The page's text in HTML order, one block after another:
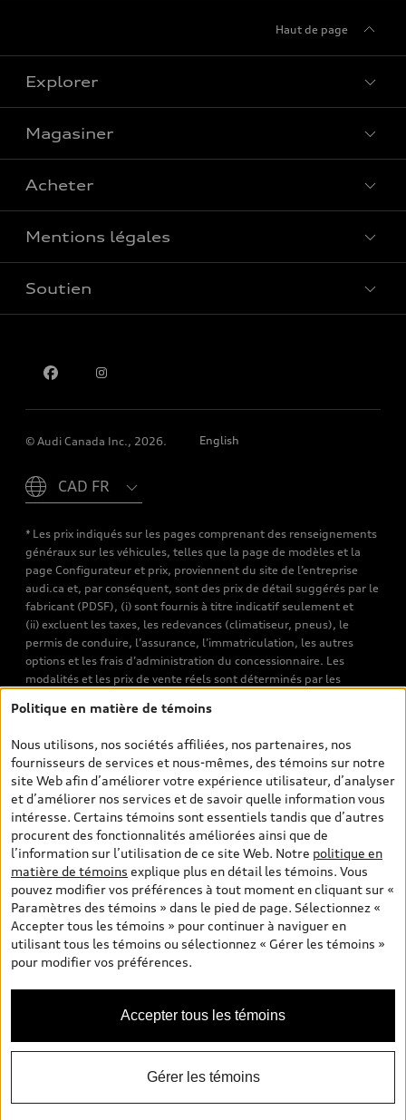
Haut de page
Explorer
Voir tous les modèles
Magasiner
Offres spéciales
Acheter
Réserver un essai routier
Mentions légales
Confidentialité
Soutien
© Audi Canada Inc., 2026.
English
* Les prix indiqués sur les pages comprenant des renseignements
généraux sur les véhicules, telles que la page de modèles et la
page Configurateur et prix, proviennent du site de l’entreprise
audi.ca et, par conséquent, sont des prix de détail suggérés par le
fabricant (PDSF), (i) sont fournis à titre indicatif seulement et
(ii) excluent les taxes, les redevances (climatiseur, pneus), le
permis de conduire, l’assurance, l’immatriculation, les autres
options et les frais d’administration du concessionnaire. Les
modalités et les prix de vente réels sont déterminés par les
véhicules neufs et d’occasion sont les prix de vente établis par les
de transport et d’inspection de prélivraison, les taxes
environnementales (pour les véhicules neufs) et les frais
d’administration des concessionnaires. Toutefois, les taxes de
vente sont exclues. Veuillez noter que les prix de l’estimateur de
versements sont des PDSF s’il a été consulté au moyen de l’onglet
Configurateur et prix (à titre indicatif). Toutefois, s’il a été
consulté à partir des pages de recherche de véhicules neufs et
d’occasion, les prix indiqués sont des prix de vente (prix de vente
réels). Sur les pages de renseignements généraux sur les
véhicules, les modèles sont montrés à titre indicatif seulement,
avec des caractéristiques qui peuvent ne pas être offertes sur les
modèles canadiens. Malgré les efforts déployés pour assurer
l’exactitude de ces renseignements, des erreurs peuvent survenir
et la disponibilité peut changer; veuillez donc visiter votre
concessionnaire pour obtenir les détails et les spécifications
actuelles de chaque modèle. Tous droits réservés. Les marques de
commerce d’Audi AG sont utilisées sous licence.
Politique en matière de témoins
Nous utilisons, nos sociétés affiliées, nos partenaires, nos
fournisseurs de services et nous-mêmes, des témoins sur notre
site Web afin d’améliorer votre expérience utilisateur, d’analyser
et d’améliorer nos services et de savoir quelle information vous
intéresse. Certains témoins sont essentiels tandis que d’autres
procurent des fonctionnalités améliorées ainsi que de
l’information sur l’utilisation de ce site Web. Notre politique en
matière de témoins explique plus en détail les témoins. Vous
pouvez modifier vos préférences à tout moment en cliquant sur «
Paramètres des témoins » dans le pied de page. Sélectionnez «
Accepter tous les témoins » pour continuer à naviguer en
utilisant tous les témoins ou sélectionnez « Gérer les témoins »
pour modifier vos préférences.
Accepter tous les témoins
Gérer les témoins